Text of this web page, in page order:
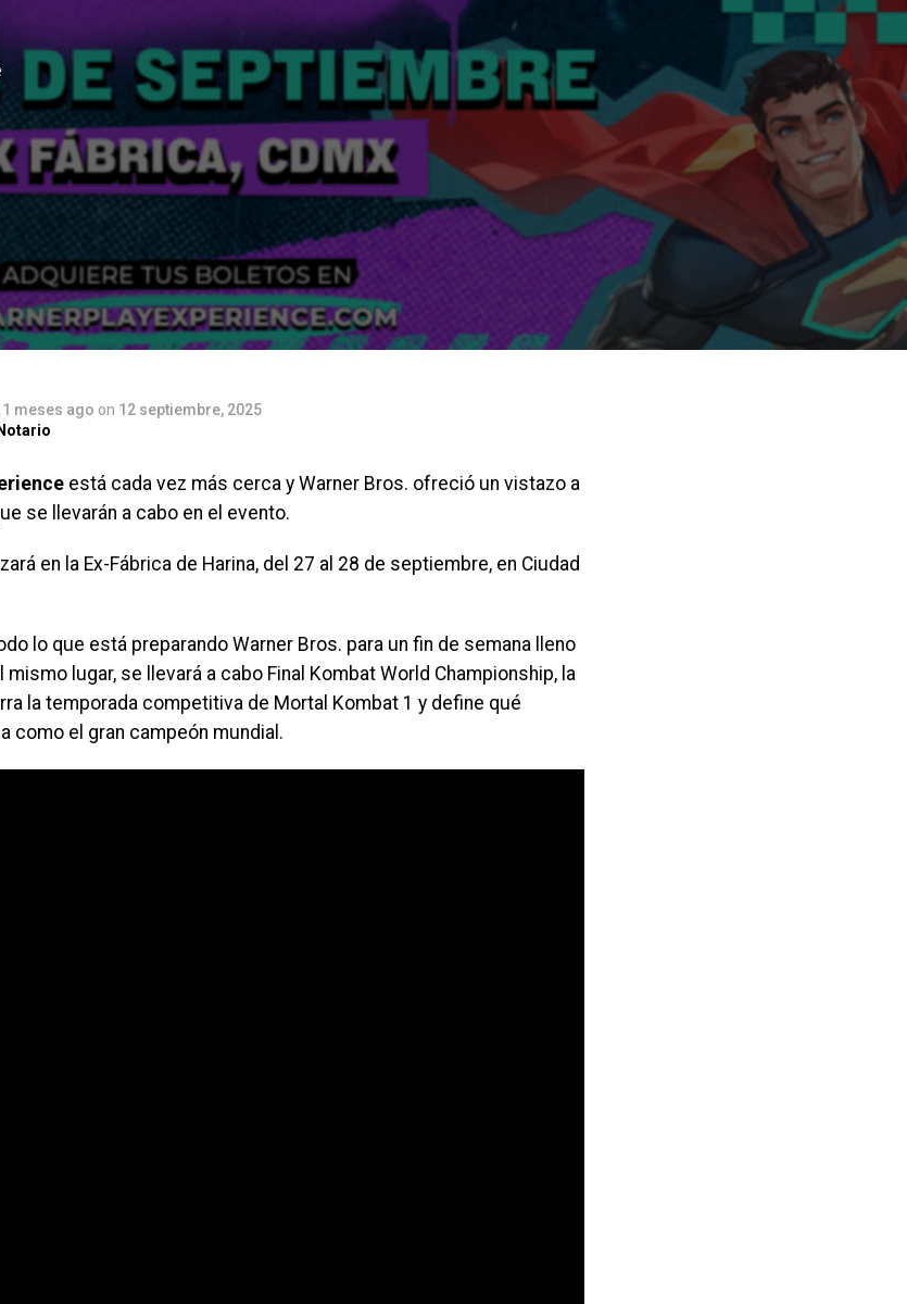
meses ago on 12 septiembre, 2025
está cada vez más cerca y Warner Bros. ofreció un vistazo a
se llevarán a cabo en el evento.
en la Ex-Fábrica de Harina, del 27 al 28 de septiembre, en Ciudad
lo que está preparando Warner Bros. para un fin de semana lleno
mismo lugar, se llevará a cabo Final Kombat World Championship, la
la temporada competitiva de Mortal Kombat 1 y define qué
como el gran campeón mundial.